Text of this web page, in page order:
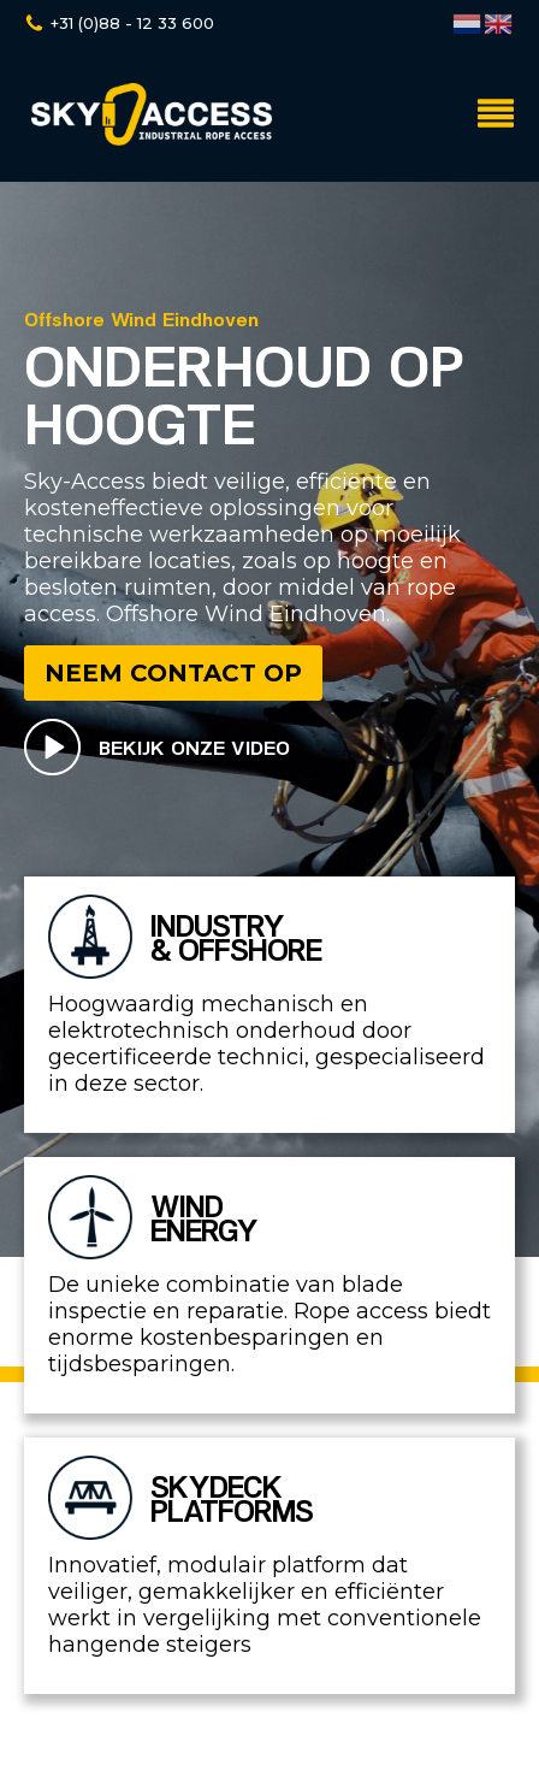
+31 (0)88 - 12 33 600
Offshore Wind Eindhoven
ONDERHOUD OP
HOOGTE
Sky-Access biedt veilige, efficiënte en
kosteneffectieve oplossingen voor
technische werkzaamheden op moeilijk
bereikbare locaties, zoals op hoogte en
besloten ruimten, door middel van rope
access. Offshore Wind Eindhoven.
NEEM CONTACT OP
BEKIJK ONZE VIDEO
INDUSTRY
& OFFSHORE
Hoogwaardig mechanisch en
elektrotechnisch onderhoud door
gecertificeerde technici, gespecialiseerd
in deze sector.
WIND
ENERGY
De unieke combinatie van blade
inspectie en reparatie. Rope access biedt
enorme kostenbesparingen en
tijdsbesparingen.
SKYDECK
PLATFORMS
Innovatief, modulair platform dat
veiliger, gemakkelijker en efficiënter
werkt in vergelijking met conventionele
hangende steigers